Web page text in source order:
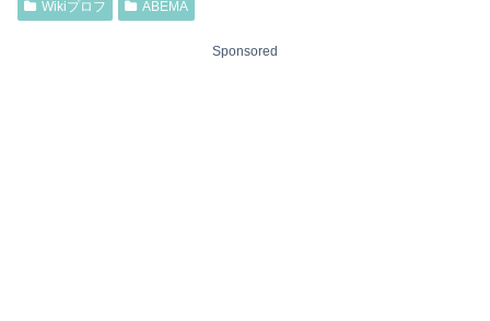
Wikiプロフ ABEMA
Sponsored